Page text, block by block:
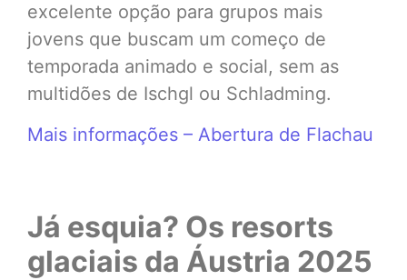
excelente opção para grupos mais
jovens que buscam um começo de
temporada animado e social, sem as
multidões de Ischgl ou Schladming.
Mais informações – Abertura de Flachau
Já esquia? Os resorts
glaciais da Áustria 2025